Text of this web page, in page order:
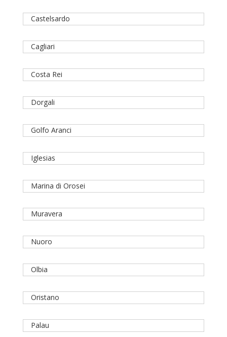
Castelsardo
Cagliari
Costa Rei
Dorgali
Golfo Aranci
Iglesias
Marina di Orosei
Muravera
Nuoro
Olbia
Oristano
Palau